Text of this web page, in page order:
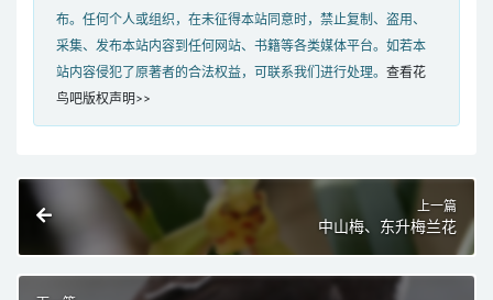
布。任何个人或组织，在未征得本站同意时，禁止复制、盗用、
采集、发布本站内容到任何网站、书籍等各类媒体平台。如若本
站内容侵犯了原著者的合法权益，可联系我们进行处理。 查看花
鸟吧版权声明>>
上一篇
中山梅、东升梅兰花